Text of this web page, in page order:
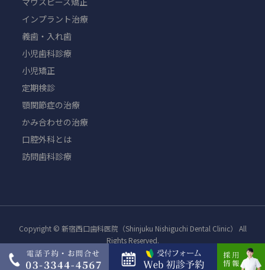
インプラント治療
義歯・入れ歯
小児歯科診療
小児矯正
定期検診
顎関節症の治療
かみ合わせの治療
口腔外科とは
訪問歯科診療
Copyright © 新宿西口歯科医院（Shinjuku Nishiguchi Dental Clinic） All
Rights Reserved.